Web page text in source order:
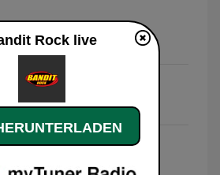
for the Crows
här det är party?
Gozzi
Rock live